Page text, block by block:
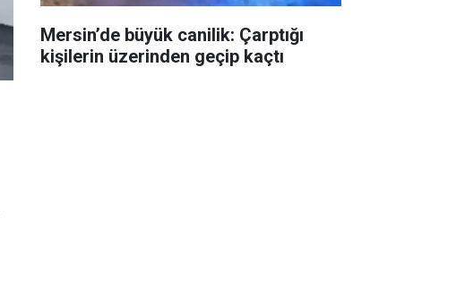
Mersin’de büyük canilik: Çarptığı
kişilerin üzerinden geçip kaçtı